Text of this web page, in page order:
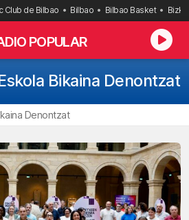
Club de Bilbao Bilbao Bilbao Basket
POPULAR
Bikaina Denontzat
Denontzat